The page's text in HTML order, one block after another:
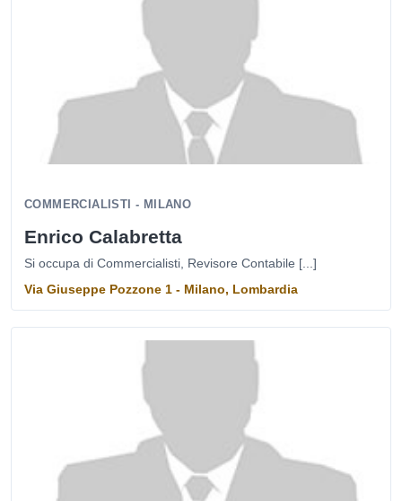
COMMERCIALISTI - MILANO
Enrico Calabretta
Si occupa di Commercialisti, Revisore Contabile [...]
Via Giuseppe Pozzone 1 - Milano, Lombardia